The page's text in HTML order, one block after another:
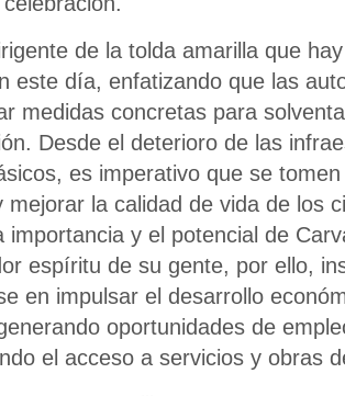
de la tolda amarilla que
este día, enfatizando que las
medidas concretas para
Desde el deterioro de las
es imperativo que se
mejorar la calidad de vida de los
importancia y el potencial de
espíritu de su gente, por ello,
en impulsar el desarrollo
oportunidades de
el acceso a servicios y obras